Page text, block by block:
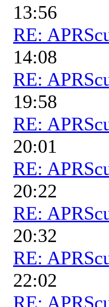
13:56
RE:
14:08
RE:
19:58
RE:
20:01
RE:
20:22
RE:
20:32
RE:
22:02
RE: